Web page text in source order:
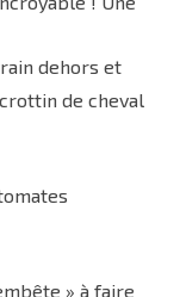
dehors et
de cheval
» à faire